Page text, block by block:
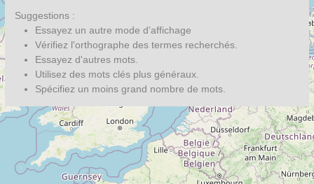
Suggestions :
Essayez un autre mode d’affichage
Vérifiez l'orthographe des termes recherchés.
Essayez d'autres mots.
Utilisez des mots clés plus généraux.
Spécifiez un moins grand nombre de mots.